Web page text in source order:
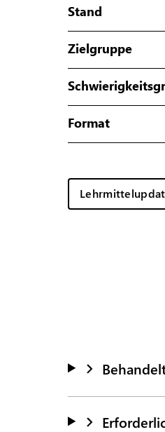
Stand
Zielgruppe
Format